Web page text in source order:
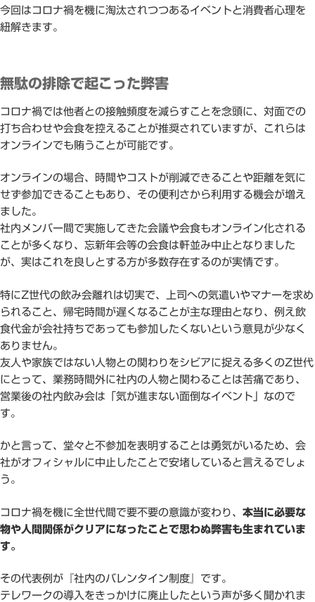
今回はコロナ禍を機に淘汰されつつあるイベントと消費者心理を
紐解きます。
無駄の排除で起こった弊害
コロナ禍では他者との接触頻度を減らすことを念頭に、対面での
打ち合わせや会食を控えることが推奨されていますが、これらは
オンラインでも賄うことが可能です。
オンラインの場合、時間やコストが削減できることや距離を気に
せず参加できることもあり、その便利さから利用する機会が増え
ました。
社内メンバー間で実施してきた会議や会食もオンライン化される
ことが多くなり、忘新年会等の会食は軒並み中止となりました
が、実はこれを良しとする方が多数存在するのが実情です。
特にZ世代の飲み会離れは切実で、上司への気遣いやマナーを求め
られること、帰宅時間が遅くなることが主な理由となり、例え飲
食代金が会社持ちであっても参加したくないという意見が少なく
ありません。
友人や家族ではない人物との関わりをシビアに捉える多くのZ世代
にとって、業務時間外に社内の人物と関わることは苦痛であり、
営業後の社内飲み会は「気が進まない面倒なイベント」なので
す。
かと言って、堂々と不参加を表明することは勇気がいるため、会
社がオフィシャルに中止したことで安堵していると言えるでしょ
う。
コロナ禍を機に全世代間で要不要の意識が変わり、 本当に必要な
物や人間関係がクリアになったことで思わぬ弊害も生まれていま
す。
その代表例が『社内のバレンタイン制度』です。
テレワークの導入をきっかけに廃止したという声が多く聞かれま